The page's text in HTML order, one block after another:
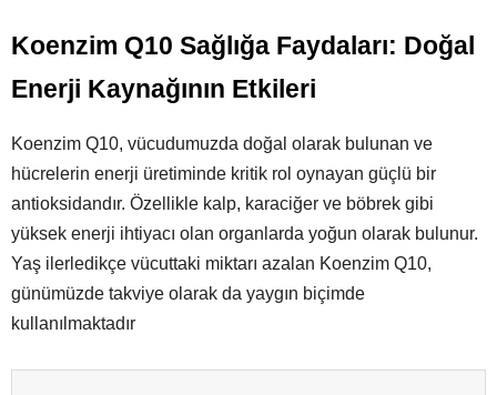
Koenzim Q10 Sağlığa Faydaları: Doğal
Enerji Kaynağının Etkileri
Koenzim Q10, vücudumuzda doğal olarak bulunan ve
hücrelerin enerji üretiminde kritik rol oynayan güçlü bir
antioksidandır. Özellikle kalp, karaciğer ve böbrek gibi
yüksek enerji ihtiyacı olan organlarda yoğun olarak bulunur.
Yaş ilerledikçe vücuttaki miktarı azalan Koenzim Q10,
günümüzde takviye olarak da yaygın biçimde
kullanılmaktadır